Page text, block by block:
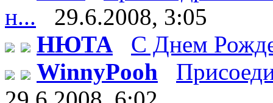
н...
29.6.2008, 3:05
НЮТА
С Днем
WinnyPooh